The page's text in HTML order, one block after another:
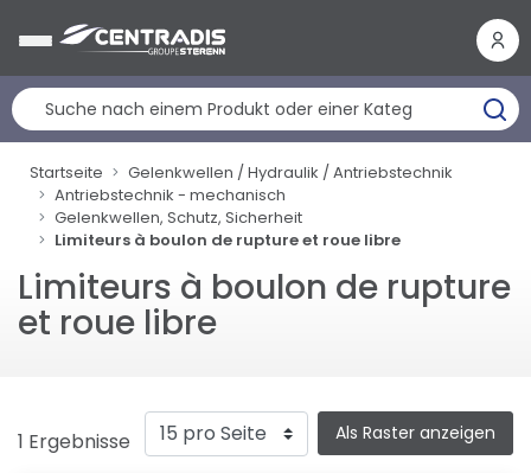
Startseite
Gelenkwellen / Hydraulik / Antriebstechnik
Antriebstechnik - mechanisch
Gelenkwellen, Schutz, Sicherheit
Limiteurs à boulon de rupture et roue libre
Limiteurs à boulon de rupture
et roue libre
1 Ergebnisse Als Raster anzeigen